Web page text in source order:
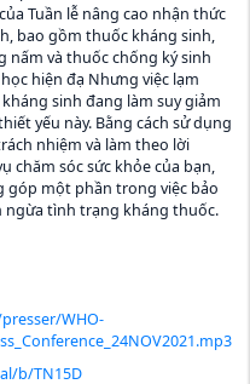
Tuần lễ nâng cao nhận thức
bao gồm thuốc kháng sinh,
và thuốc chống ký sinh
hiện đạ Nhưng việc lạm
sinh đang làm suy giảm
yếu này. Bằng cách sử dụng
nhiệm và làm theo lời
chăm sóc sức khỏe của bạn,
góp một phần trong việc bảo
ngừa tình trạng kháng thuốc.
WHO-
b/TN15D